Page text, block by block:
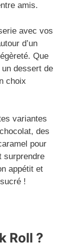
amis.
avec vos
d’un
Que
dessert de
choix
variantes
des
pour
surprendre
appétit et
!
Roll ?